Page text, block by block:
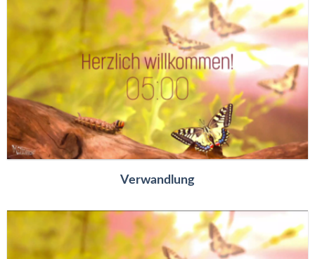
Verwandlung